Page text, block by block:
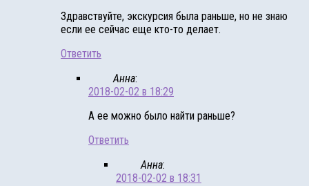
Здравствуйте, экскурсия была раньше, но не знаю
если ее сейчас еще кто-то делает.
Ответить
Анна:
2018-02-02 в 18:29
А ее можно было найти раньше?
Ответить
Анна:
2018-02-02 в 18:31